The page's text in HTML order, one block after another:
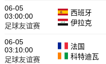
06-05
03:00:00
足球友谊赛
西班牙
伊拉克
06-05
03:10:00
足球友谊赛
法国
科特迪瓦